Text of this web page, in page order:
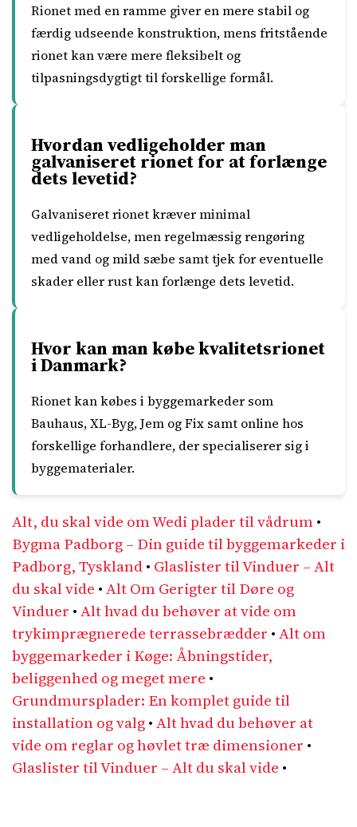
Rionet med en ramme giver en mere stabil og
færdig udseende konstruktion, mens fritstående
rionet kan være mere fleksibelt og
tilpasningsdygtigt til forskellige formål.
Hvordan vedligeholder man
galvaniseret rionet for at forlænge
dets levetid?
Galvaniseret rionet kræver minimal
vedligeholdelse, men regelmæssig rengøring
med vand og mild sæbe samt tjek for eventuelle
skader eller rust kan forlænge dets levetid.
Hvor kan man købe kvalitetsrionet
i Danmark?
Rionet kan købes i byggemarkeder som
Bauhaus, XL-Byg, Jem og Fix samt online hos
forskellige forhandlere, der specialiserer sig i
byggematerialer.
Alt, du skal vide om Wedi plader til vådrum•
Bygma Padborg – Din guide til byggemarkeder i
Padborg, Tyskland• Glaslister til Vinduer – Alt
du skal vide •Alt Om Gerigter til Døre og
Vinduer •Alt hvad du behøver at vide om
trykimprægnerede terrassebrædder •Alt om
byggemarkeder i Køge: Åbningstider,
beliggenhed og meget mere •
Grundmursplader: En komplet guide til
installation og valg•Alt hvad du behøver at
vide om reglar og høvlet træ dimensioner •
Glaslister til Vinduer – Alt du skal vide •